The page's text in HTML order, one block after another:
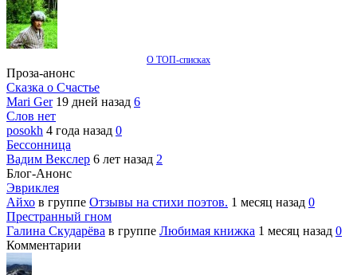
О ТОП-списках
Проза-анонс
Сказка о Счастье
Mari Ger 19 дней назад 6
Слов нет
posokh 4 года назад 0
Бессонница
Вадим Векслер 6 лет назад 2
Блог-Анонс
Эвриклея
Айхо в группе Отзывы на стихи поэтов. 1 месяц назад 0
Престранный гном
Галина Скударёва в группе Любимая книжка 1 месяц назад 0
Комментарии